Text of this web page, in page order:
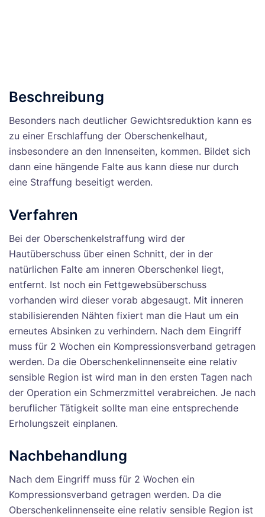
Beschreibung
Besonders nach deutlicher Gewichtsreduktion kann es
zu einer Erschlaffung der Oberschenkelhaut,
insbesondere an den Innenseiten, kommen. Bildet sich
dann eine hängende Falte aus kann diese nur durch
eine Straffung beseitigt werden.
Verfahren
Bei der Oberschenkelstraffung wird der
Hautüberschuss über einen Schnitt, der in der
natürlichen Falte am inneren Oberschenkel liegt,
entfernt. Ist noch ein Fettgewebsüberschuss
vorhanden wird dieser vorab abgesaugt. Mit inneren
stabilisierenden Nähten fixiert man die Haut um ein
erneutes Absinken zu verhindern. Nach dem Eingriff
muss für 2 Wochen ein Kompressionsverband getragen
werden. Da die Oberschenkelinnenseite eine relativ
sensible Region ist wird man in den ersten Tagen nach
der Operation ein Schmerzmittel verabreichen. Je nach
beruflicher Tätigkeit sollte man eine entsprechende
Erholungszeit einplanen.
Nachbehandlung
Nach dem Eingriff muss für 2 Wochen ein
Kompressionsverband getragen werden. Da die
Oberschenkelinnenseite eine relativ sensible Region ist